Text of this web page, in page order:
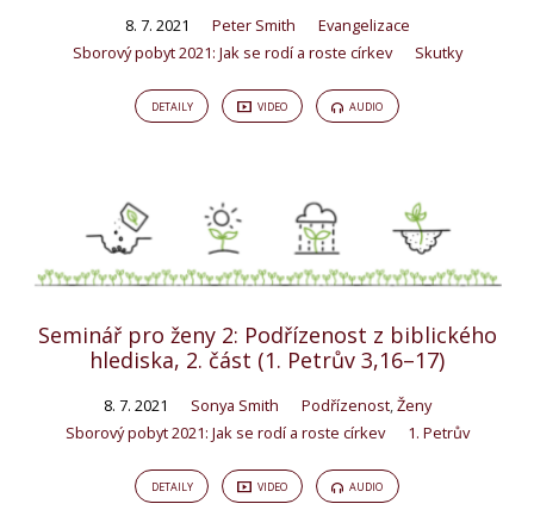
8. 7. 2021 Peter Smith
Evangelizace
Sborový pobyt 2021: Jak se rodí a roste církev
Skutky
DETAILY VIDEO AUDIO
Seminář pro ženy 2: Podřízenost z biblického
hlediska, 2. část (1. Petrův 3,16–17)
8. 7. 2021 Sonya Smith Podřízenost,Ženy
Sborový pobyt 2021: Jak se rodí a roste církev
1. Petrův
DETAILY VIDEO AUDIO